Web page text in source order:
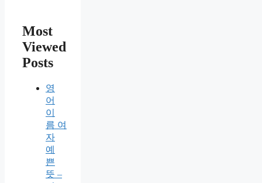
Most
Viewed
Posts
영
어
이
름 여
자
예
쁜
뜻 –